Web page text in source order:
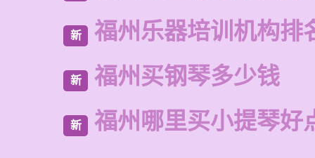
新 福州乐器培训机构排
新 福州买钢琴多少钱
新 福州哪里买小提琴好